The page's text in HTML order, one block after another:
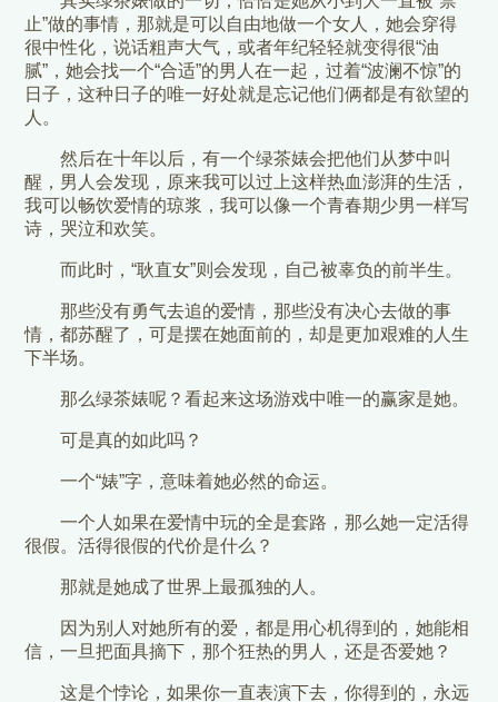
止”做的事情，那就是可以自由地做一个女人，她会穿得
很中性化，说话粗声大气，或者年纪轻轻就变得很“油
腻”，她会找一个“合适”的男人在一起，过着“波澜不惊”的
日子，这种日子的唯一好处就是忘记他们俩都是有欲望的
人。
然后在十年以后，有一个绿茶婊会把他们从梦中叫
醒，男人会发现，原来我可以过上这样热血澎湃的生活，
我可以畅饮爱情的琼浆，我可以像一个青春期少男一样写
诗，哭泣和欢笑。
而此时，“耿直女”则会发现，自己被辜负的前半生。
那些没有勇气去追的爱情，那些没有决心去做的事
情，都苏醒了，可是摆在她面前的，却是更加艰难的人生
下半场。
那么绿茶婊呢？看起来这场游戏中唯一的赢家是她。
可是真的如此吗？
一个“婊”字，意味着她必然的命运。
一个人如果在爱情中玩的全是套路，那么她一定活得
很假。活得很假的代价是什么？
那就是她成了世界上最孤独的人。
因为别人对她所有的爱，都是用心机得到的，她能相
信，一旦把面具摘下，那个狂热的男人，还是否爱她？
这是个悖论，如果你一直表演下去，你得到的，永远